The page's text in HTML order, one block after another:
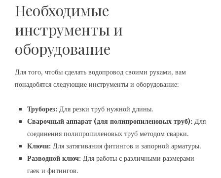
Необходимые
инструменты и
оборудование
Для того, чтобы сделать водопровод своими руками, вам
понадобятся следующие инструменты и оборудование:
Труборез: Для резки труб нужной длины.
Сварочный аппарат (для полипропиленовых труб): Для
соединения полипропиленовых труб методом сварки.
Ключи: Для затягивания фитингов и запорной арматуры.
Разводной ключ: Для работы с различными размерами
гаек и фитингов.